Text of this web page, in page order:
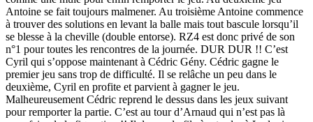
Antoine se fait toujours malmener. Au troisième Antoine commence
à trouver des solutions en levant la balle mais tout bascule lorsqu’il
se blesse à la cheville (double entorse). RZ4 est donc privé de son
n°1 pour toutes les rencontres de la journée. DUR DUR !! C’est
Cyril qui s’oppose maintenant à Cédric Gény. Cédric gagne le
premier jeu sans trop de difficulté. Il se relâche un peu dans le
deuxième, Cyril en profite et parvient à gagner le jeu.
Malheureusement Cédric reprend le dessus dans les jeux suivant
pour remporter la partie. C’est au tour d’Arnaud qui n’est pas là